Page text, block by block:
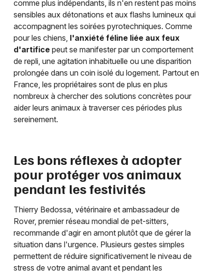
comme plus indépendants, ils n'en restent pas moins
sensibles aux détonations et aux flashs lumineux qui
accompagnent les soirées pyrotechniques. Comme
pour les chiens, l'anxiété féline liée aux feux
d'artifice peut se manifester par un comportement
de repli, une agitation inhabituelle ou une disparition
prolongée dans un coin isolé du logement. Partout en
France, les propriétaires sont de plus en plus
nombreux à chercher des solutions concrètes pour
aider leurs animaux à traverser ces périodes plus
sereinement.
Les bons réflexes à adopter
pour protéger vos animaux
pendant les festivités
Thierry Bedossa, vétérinaire et ambassadeur de
Rover, premier réseau mondial de pet-sitters,
recommande d'agir en amont plutôt que de gérer la
situation dans l'urgence. Plusieurs gestes simples
permettent de réduire significativement le niveau de
stress de votre animal avant et pendant les